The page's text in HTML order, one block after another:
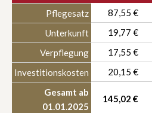
Pflegesatz
87,55 €
Unterkunft
19,77 €
Verpflegung
17,55 €
Investitionskosten
20,15 €
Gesamt ab
01.01.2025
145,02 €